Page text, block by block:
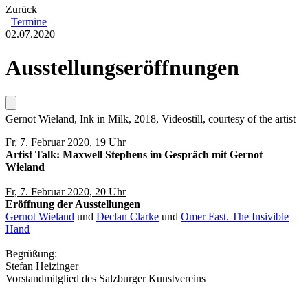
Zurück
Termine
02.07.2020
Ausstellungseröffnungen
Gernot Wieland, Ink in Milk, 2018, Videostill, courtesy of the artist
Fr, 7. Februar 2020, 19 Uhr
Artist Talk: Maxwell Stephens im Gespräch mit Gernot
Wieland
Fr, 7. Februar 2020, 20 Uhr
Eröffnung der Ausstellungen
Gernot Wieland und Declan Clarke und Omer Fast. The Insivible
Hand
Begrüßung:
Stefan Heizinger
Vorstandmitglied des Salzburger Kunstvereins